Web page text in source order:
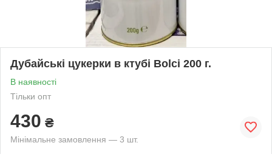
Дубайські цукерки в ктубі Bolci 200 г.
В наявності
Тільки опт
430 ₴
Мінімальне замовлення — 3 шт.